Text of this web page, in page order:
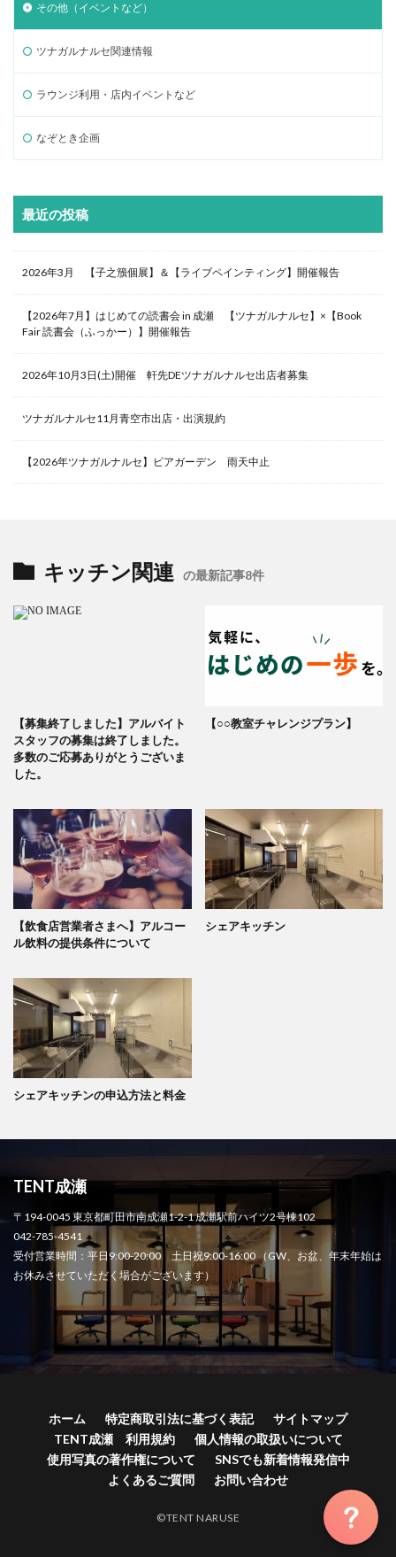
その他（イベントなど）
ツナガルナルセ関連情報
ラウンジ利用・店内イベントなど
なぞとき企画
最近の投稿
2026年3月 【子之籏個展】＆【ライブペインティング】開催報告
【2026年7月】はじめての読書会 in 成瀬 【ツナガルナルセ】×【Book
Fair 読書会（ふっかー）】開催報告
2026年10月3日(土)開催 軒先DEツナガルナルセ出店者募集
ツナガルナルセ11月青空市出店・出演規約
【2026年ツナガルナルセ】ビアガーデン 雨天中止
キッチン関連 の最新記事8件
【募集終了しました】アルバイト
スタッフの募集は終了しました。
多数のご応募ありがとうございま
した。
【○○教室チャレンジプラン】
【飲食店営業者さまへ】アルコー
ル飲料の提供条件について
シェアキッチン
シェアキッチンの申込方法と料金
TENT成瀬
〒194-0045 東京都町田市南成瀬1-2-1 成瀬駅前ハイツ2号棟102
042-785-4541
受付営業時間：平日9:00-20:00 土日祝9:00-16:00 （GW、お盆、年末年始は
お休みさせていただく場合がございます）
ホーム 特定商取引法に基づく表記
サイトマップ
TENT成瀬 利用規約
個人情報の取扱いについて
使用写真の著作権について
SNSでも新着情報発信中
よくあるご質問
お問い合わせ
©TENT NARUSE